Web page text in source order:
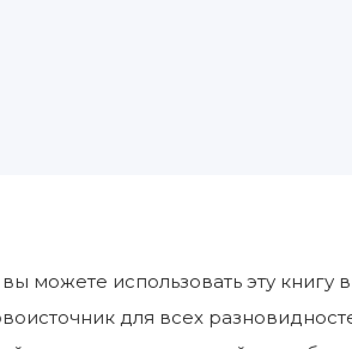
можете использовать эту книгу
для всех